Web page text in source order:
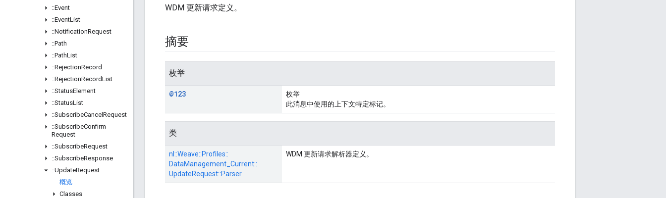
::Event
::EventList
::NotificationRequest
::Path
::PathList
::RejectionRecord
::RejectionRecordList
::StatusElement
::StatusList
::SubscribeCancel Request
::SubscribeConfirm
Request
::SubscribeRequest
::SubscribeResponse
::UpdateRequest
概览
Classes
WDM 更新请求定义。
摘要
枚举
@123
枚举
此消息中使用的上下文特定标记。
类
nl::Weave::Profiles::
DataManagement_Current::
UpdateRequest::Parser
WDM 更新请求解析器定义。